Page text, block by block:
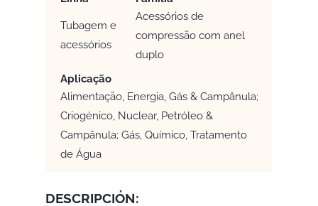
Tubagem e
acessórios
Acessórios de
compressão com anel
duplo
Aplicação
Alimentação, Energia, Gás & Campânula;
Criogénico, Nuclear, Petróleo &
Campânula; Gás, Químico, Tratamento
de Água
DESCRIPCIÓN: